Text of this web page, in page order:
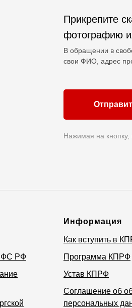
Прикрепите
фотографию
В обращении в
свои ФИО, адрес
Нажимая на кнопку,
ФС РФ
Информация
Как вступить в
Программа КПРФ
Устав КПРФ
Соглашение об
персональных